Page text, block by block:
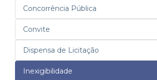
Concorrência Pública
Convite
Dispensa de Licitação
Inexigibilidade